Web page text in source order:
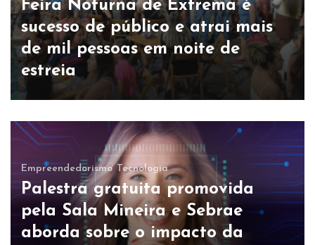
Feira Noturna de Extrema é
sucesso de público e atrai mais
de mil pessoas em noite de
estreia
Empreendedorismo Tecnologia
Palestra gratuita promovida
pela Sala Mineira e Sebrae
aborda sobre o impacto da